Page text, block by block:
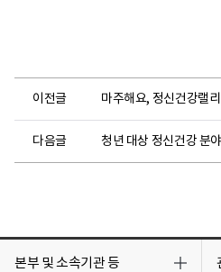
이전글 마주해요, 정신건강랠
다음글 청년 대상 정신건강 분
본부 및 소속기관 등